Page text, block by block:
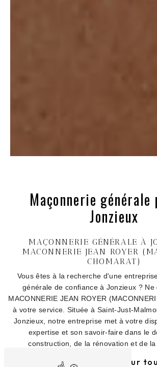
Maçonnerie générale
Jonzieux
MAÇONNERIE GÉNÉRALE À
MACONNERIE JEAN ROYER
CHOMARAT)
Vous êtes à la recherche d'une
générale de confiance à Jonzieux ? Ne
MACONNERIE JEAN ROYER
à votre service. Située à Saint-Just-
Jonzieux, notre entreprise met à votre
expertise et son savoir-faire dans le
construction, de la rénovation et de la
Des services de qualité pour